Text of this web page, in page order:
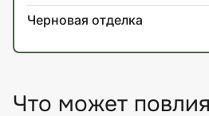
Черновая отделка
Что может